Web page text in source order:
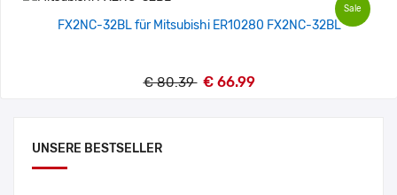
UNSERE BESTSELLER
Sale
FX2NC-32BL für Mitsubishi ER10280 FX2NC-32BL
€ 80.39 € 66.99